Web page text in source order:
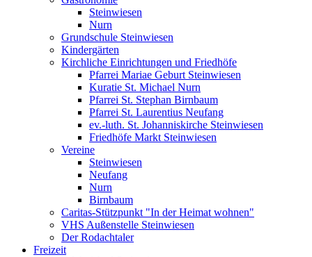
Steinwiesen
Nurn
Grundschule Steinwiesen
Kindergärten
Kirchliche Einrichtungen und Friedhöfe
Pfarrei Mariae Geburt Steinwiesen
Kuratie St. Michael Nurn
Pfarrei St. Stephan Birnbaum
Pfarrei St. Laurentius Neufang
ev.-luth. St. Johanniskirche Steinwiesen
Friedhöfe Markt Steinwiesen
Vereine
Steinwiesen
Neufang
Nurn
Birnbaum
Caritas-Stützpunkt "In der Heimat wohnen"
VHS Außenstelle Steinwiesen
Der Rodachtaler
Freizeit